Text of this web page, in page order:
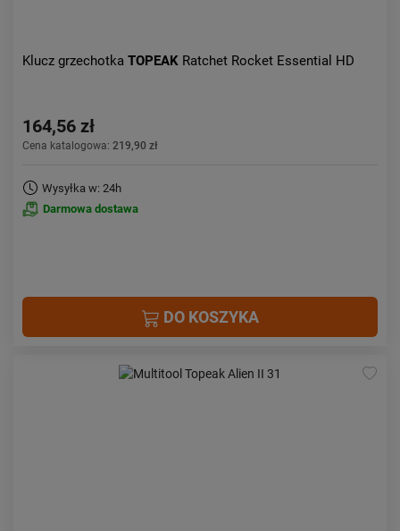
Klucz grzechotka TOPEAK Ratchet Rocket Essential HD
164,56 zł
Cena katalogowa: 219,90 zł
Wysyłka w: 24h
Darmowa dostawa
DO KOSZYKA